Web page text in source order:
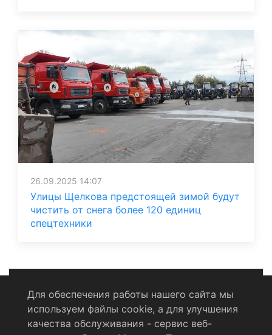
26.09.2025 14:07
Улицы Щелкова предстоящей зимой будут
чистить от снега более 120 единиц
спецтехники
Политика конфиденциальности
Для обеспечения работы нашего сайта мы
используем файлы cookie, а для улучшения
качества обслуживания - сервис веб-